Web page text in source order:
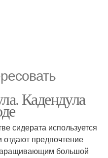
Кадендула
сидерата используется
отдают предпочтение
большой